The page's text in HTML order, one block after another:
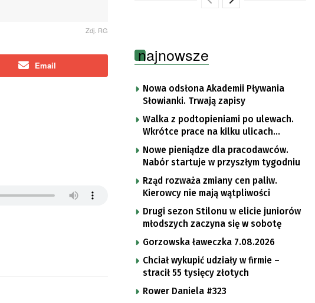
Zdj. RG
Email
najnowsze
Nowa odsłona Akademii Pływania
Słowianki. Trwają zapisy
Walka z podtopieniami po ulewach.
Wkrótce prace na kilku ulicach
Gorzowa
Nowe pieniądze dla pracodawców.
Nabór startuje w przyszłym tygodniu
Rząd rozważa zmiany cen paliw.
Kierowcy nie mają wątpliwości
Drugi sezon Stilonu w elicie juniorów
młodszych zaczyna się w sobotę
Gorzowska ławeczka 7.08.2026
Chciał wykupić udziały w firmie –
stracił 55 tysięcy złotych
Rower Daniela #323